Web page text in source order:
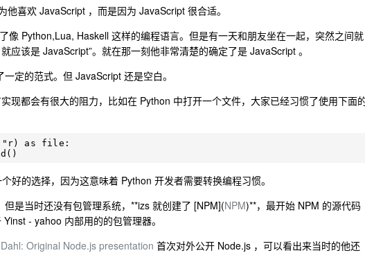
他喜欢 JavaScript ，而是因为 JavaScript 很合适。
像 Python,Lua, Haskell 这样的编程语言。但是有一天和朋友坐在一起，突然之间就
应该是 JavaScript”。就在那一刻他非常清楚的确定了是 JavaScript 。
定的范式。但 JavaScript 还是空白。
现都会有很大的阻力，比如在 Python 中打开一个文件，大家已经习惯了使用下面
"r) as file:
好的选择，因为这意味着 Python 开发者需要转换编程习惯。
是当时还没有包管理系统，**izs 就创建了 [NPM](NPM)**，最开始 NPM 的源代码
- yahoo 内部用的的包管理器。
Original Node.js presentation 首次对外公开 Node.js ，可以看出来当时的他还